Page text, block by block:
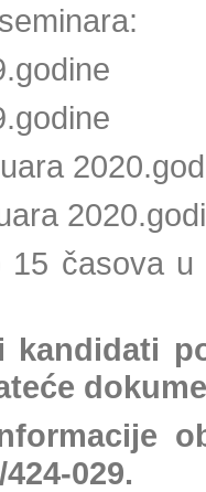
časova u
kandidati
029.